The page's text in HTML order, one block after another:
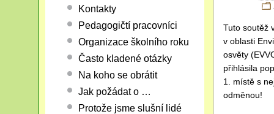
Tuto soutěž
v oblasti
osvěty
přihlásila
1. místě s
odměnou!
Kontakty
Pedagogičtí pracovníci
Organizace školního roku
Často kladené otázky
Na koho se obrátit
Jak požádat o …
Protože jsme slušní lidé